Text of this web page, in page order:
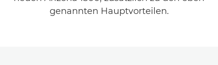
genannten Hauptvorteilen.